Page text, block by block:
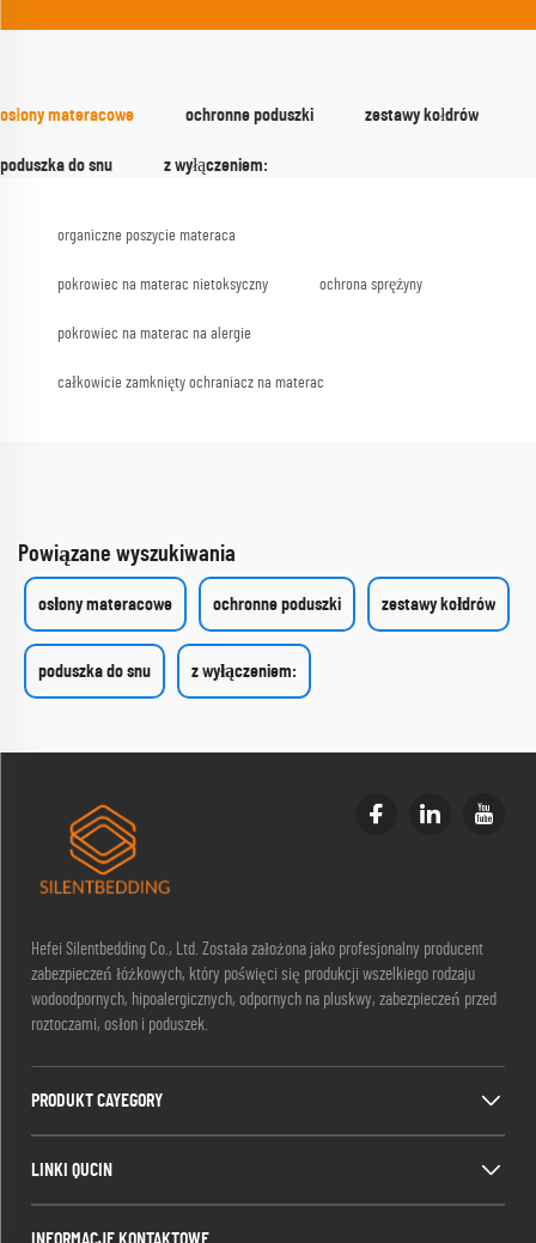
osłony materacowe ochronne poduszki zestawy kołdrów
poduszka do snu z wyłączeniem:
organiczne poszycie materaca
pokrowiec na materac nietoksyczny ochrona sprężyny
pokrowiec na materac na alergie
całkowicie zamknięty ochraniacz na materac
Powiązane wyszukiwania
osłony materacowe ochronne poduszki zestawy kołdrów
poduszka do snu z wyłączeniem:
Hefei Silentbedding Co., Ltd. Została założona jako profesjonalny producent
zabezpieczeń łóżkowych, który poświęci się produkcji wszelkiego rodzaju
wodoodpornych, hipoalergicznych, odpornych na pluskwy, zabezpieczeń przed
roztoczami, osłon i poduszek.
PRODUKT CAYEGORY
LINKI QUCIN
INFORMACJE KONTAKTOWE